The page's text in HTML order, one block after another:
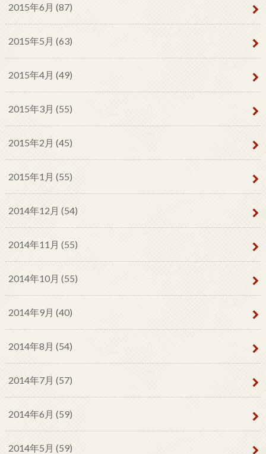
2015年6月 (87)
2015年5月 (63)
2015年4月 (49)
2015年3月 (55)
2015年2月 (45)
2015年1月 (55)
2014年12月 (54)
2014年11月 (55)
2014年10月 (55)
2014年9月 (40)
2014年8月 (54)
2014年7月 (57)
2014年6月 (59)
2014年5月 (59)